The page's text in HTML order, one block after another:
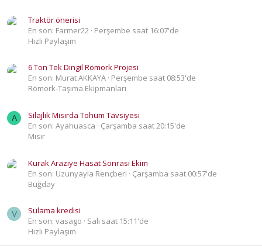
Traktör önerisi
En son: Farmer22 Perşembe saat 16:07'de
Hızlı Paylaşım
6 Ton Tek Dingil Römork Projesi
En son: Murat AKKAYA Perşembe saat 08:53'de
Römork-Taşıma Ekipmanları
A
Silajlık Mısırda Tohum Tavsiyesi
En son: Ayahuasca
Çarşamba saat 20:15'de
Mısır
Kurak Araziye Hasat Sonrası Ekim
En son: Uzunyayla Rençberi
Çarşamba saat 00:57'de
Buğday
V
Sulama kredisi
En son: vasago
Salı saat 15:11'de
Hızlı Paylaşım